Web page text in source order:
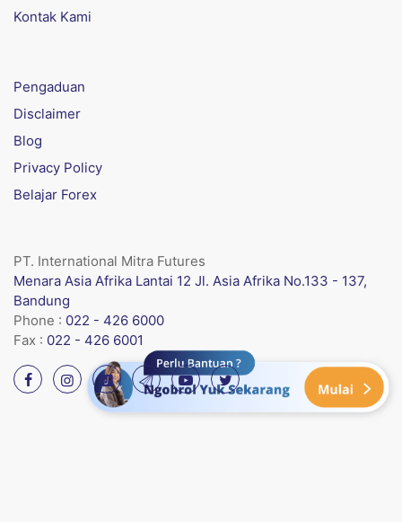
Kontak Kami
Pengaduan
Disclaimer
Blog
Privacy Policy
Belajar Forex
PT. International Mitra Futures
Menara Asia Afrika Lantai 12 Jl. Asia Afrika No.133 - 137,
Bandung
Phone : 022 - 426 6000
Fax : 022 - 426 6001